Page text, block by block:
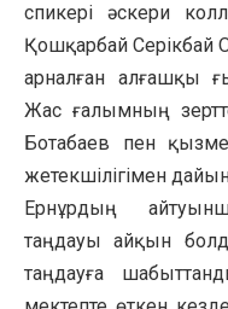
спикері әскери
Қошқарбай Серікбай
арналған алғашқы
Жас ғалымның
Ботабаев пен
жетекшілігімен
Ернұрдың
таңдауы айқын
таңдауға